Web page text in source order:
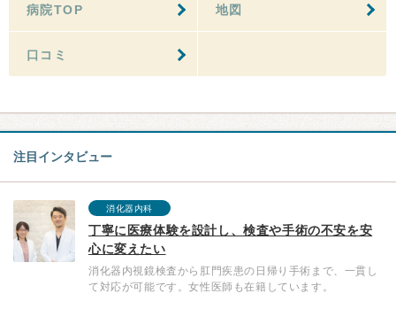
病院TOP 地図
口コミ
注目インタビュー
消化器内科
丁寧に医療体験を設計し、検査や手術の不安を安
心に変えたい
消化器内視鏡検査から肛門疾患の日帰り手術まで、一貫し
て対応が可能です。女性医師も在籍しています。